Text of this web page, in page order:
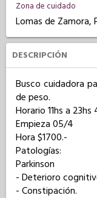
Zona de cuidado
Lomas de Zamora,
DESCRIPCIÓN
Busco cuidadora
de peso.
Horario 11hs a 23hs
Empieza 05/4
Hora $1700.-
Patologías:
Parkinson
- Deterioro
- Constipación.